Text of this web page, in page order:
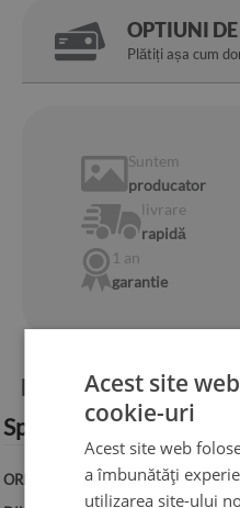
OPTIUNI
Plătiți așa cum
Suntem
producator
livrare
rapidă
1 an
garantie
Informații despre
Specificație tehnică:
ORIENTARE:Orizontală
Acest site
cookie-uri
Acest site web
a îmbunătăți
utilizarea site-ului